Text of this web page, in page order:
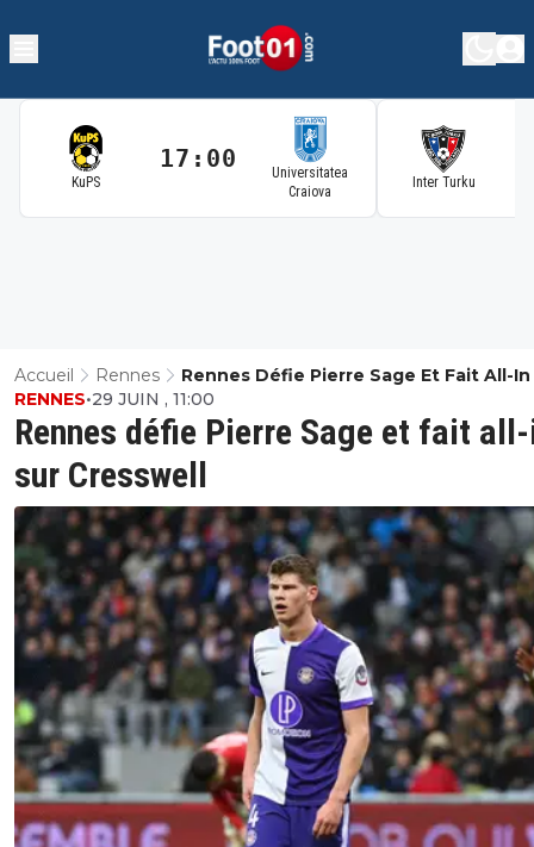
KuPS
17:00
Universitatea
Craiova
Inter Turku
Accueil Rennes
Rennes Défie Pierre Sage Et Fait All-In
Cresswell
Rennes défie Pierre Sage et fait
sur Cresswell
RENNES•29 JUIN , 11:00